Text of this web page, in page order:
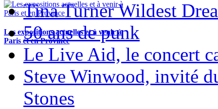
Les expositions actuelles et à venir à
Paris et en Province
Tina Turner Wildest
50 ans de punk
Le Live Aid, le concert
Steve Winwood, invité
Stones